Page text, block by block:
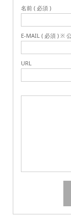
名前 ( 必須 )
E-MAIL ( 必須 ) ※
URL